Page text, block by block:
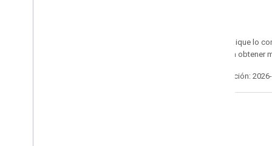
Salvo que se indique lo
. Para
Última actualización: